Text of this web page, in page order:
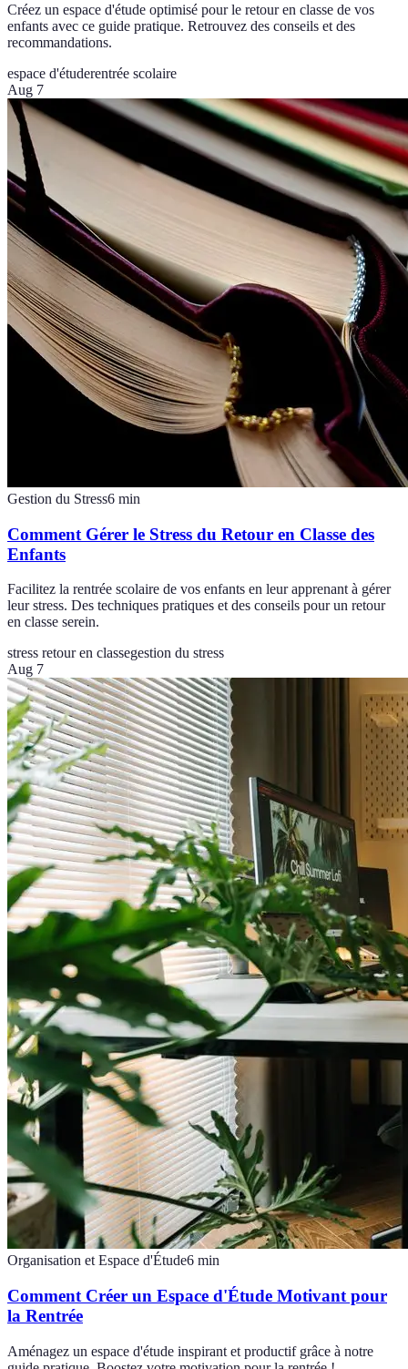
Créez un espace d'étude optimisé pour le retour en classe de vos
enfants avec ce guide pratique. Retrouvez des conseils et des
recommandations.
espace d'étuderentrée scolaire
Aug 7
Gestion du Stress6 min
Comment Gérer le Stress du Retour en Classe des
Enfants
Facilitez la rentrée scolaire de vos enfants en leur apprenant à gérer
leur stress. Des techniques pratiques et des conseils pour un retour
en classe serein.
stress retour en classegestion du stress
Aug 7
Organisation et Espace d'Étude6 min
Comment Créer un Espace d'Étude Motivant pour
la Rentrée
Aménagez un espace d'étude inspirant et productif grâce à notre